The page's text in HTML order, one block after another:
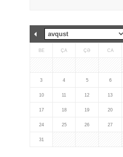
BE ÇA ÇƏ CA
3 4 5 6
10 11 12 13
17 18 19 20
24 25 26 27
31